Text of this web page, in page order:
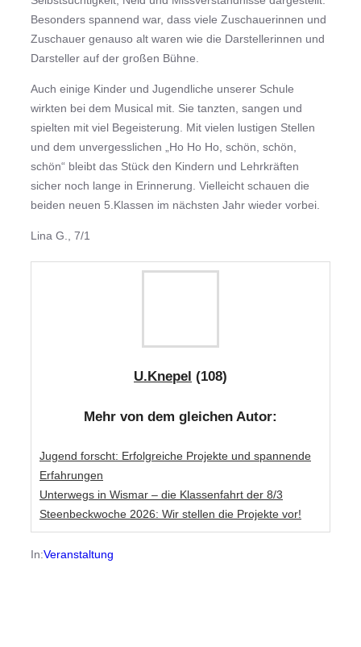
Besonders spannend war, dass viele Zuschauerinnen und
Zuschauer genauso alt waren wie die Darstellerinnen und
Darsteller auf der großen Bühne.
Auch einige Kinder und Jugendliche unserer Schule
wirkten bei dem Musical mit. Sie tanzten, sangen und
spielten mit viel Begeisterung. Mit vielen lustigen Stellen
und dem unvergesslichen „Ho Ho Ho, schön, schön,
schön“ bleibt das Stück den Kindern und Lehrkräften
sicher noch lange in Erinnerung. Vielleicht schauen die
beiden neuen 5.Klassen im nächsten Jahr wieder vorbei.
Lina G., 7/1
U.Knepel (108)
Mehr von dem gleichen Autor:
Jugend forscht: Erfolgreiche Projekte und spannende
Erfahrungen
Unterwegs in Wismar – die Klassenfahrt der 8/3
Steenbeckwoche 2026: Wir stellen die Projekte vor!
In:Veranstaltung